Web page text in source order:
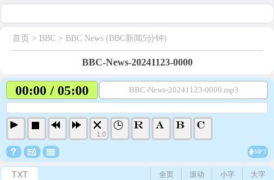
首页 > BBC > BBC News (BBC新闻5分钟)
BBC-News-20241123-0000
00:00 / 05:00 BBC-News-20241123-0000.mp3
1.0
MP3
TXT 大字
小字
滚动
全页